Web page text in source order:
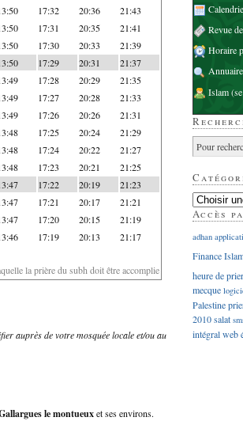
17:32 20:36 21:43
17:31 20:35 21:41
17:30 20:33 21:39
17:29 20:31 21:37
17:28 20:29 21:35
17:27 20:28 21:33
17:26 20:26 21:31
17:25 20:24 21:29
17:24 20:22 21:27
17:23 20:21 21:25
17:22 20:19 21:23
17:21 20:17 21:21
17:20 20:15 21:19
17:19 20:13 21:17
la prière du subh doit être accomplie
auprès de votre mosquée locale et/ou au
le montueuxet ses environs.
Revue
Horaire
Islam
Accès
adhan
Finance
heure de
mecque
Palestine
2010salat
intégralweb